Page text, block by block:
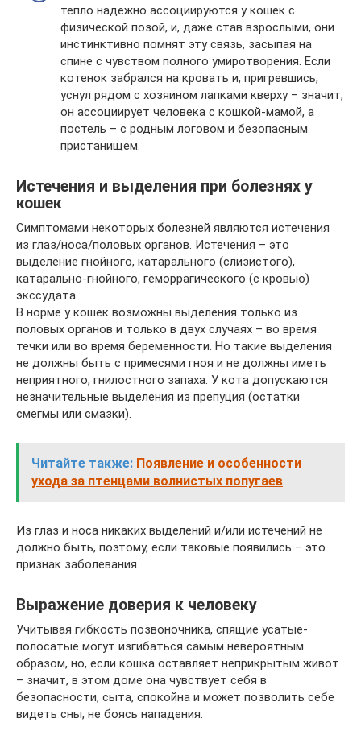
тепло надежно ассоциируются у кошек с
физической позой, и, даже став взрослыми, они
инстинктивно помнят эту связь, засыпая на
спине с чувством полного умиротворения. Если
котенок забрался на кровать и, пригревшись,
уснул рядом с хозяином лапками кверху – значит,
он ассоциирует человека с кошкой-мамой, а
постель – с родным логовом и безопасным
пристанищем.
Истечения и выделения при болезнях у
кошек
Симптомами некоторых болезней являются истечения
из глаз/носа/половых органов. Истечения – это
выделение гнойного, катарального (слизистого),
катарально-гнойного, геморрагического (с кровью)
экссудата.
В норме у кошек возможны выделения только из
половых органов и только в двух случаях – во время
течки или во время беременности. Но такие выделения
не должны быть с примесями гноя и не должны иметь
неприятного, гнилостного запаха. У кота допускаются
незначительные выделения из препуция (остатки
смегмы или смазки).
Читайте также: Появление и особенности
ухода за птенцами волнистых попугаев
Из глаз и носа никаких выделений и/или истечений не
должно быть, поэтому, если таковые появились – это
признак заболевания.
Выражение доверия к человеку
Учитывая гибкость позвоночника, спящие усатые-
полосатые могут изгибаться самым невероятным
образом, но, если кошка оставляет неприкрытым живот
– значит, в этом доме она чувствует себя в
безопасности, сыта, спокойна и может позволить себе
видеть сны, не боясь нападения.